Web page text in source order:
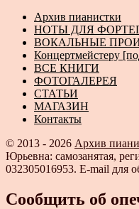
Архив пианистки
НОТЫ ДЛЯ
ВОКАЛЬНЫЕ
Концертмейстеру
ВСЕ КНИГИ
ФОТОГАЛЕРЕЯ
СТАТЬИ
МАГАЗИН
Контакты
© 2013 - 2026 Архив
Юрьевна: самозанятая,
032305016953. E-mail для
Сообщить об